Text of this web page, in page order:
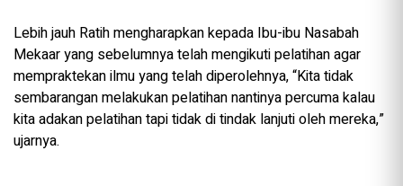
Lebih jauh Ratih mengharapkan kepada Ibu-ibu Nasabah
Mekaar yang sebelumnya telah mengikuti pelatihan agar
mempraktekan ilmu yang telah diperolehnya, “Kita tidak
sembarangan melakukan pelatihan nantinya percuma kalau
kita adakan pelatihan tapi tidak di tindak lanjuti oleh mereka,”
ujarnya.